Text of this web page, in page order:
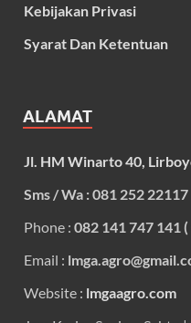
Kebijakan Privasi
Syarat Dan Ketentuan
ALAMAT
Jl. HM Winarto 40,
Sms / Wa : 081 252 22117
Phone : 082 141 747 141 (
Email :
Website : lmgaagro.com